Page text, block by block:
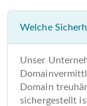
Welche
Unser
Domain
sichergestellt